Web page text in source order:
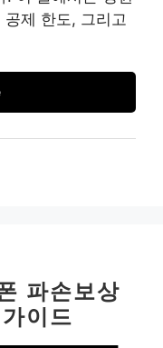
제 한도, 그리고
파손보상
이드